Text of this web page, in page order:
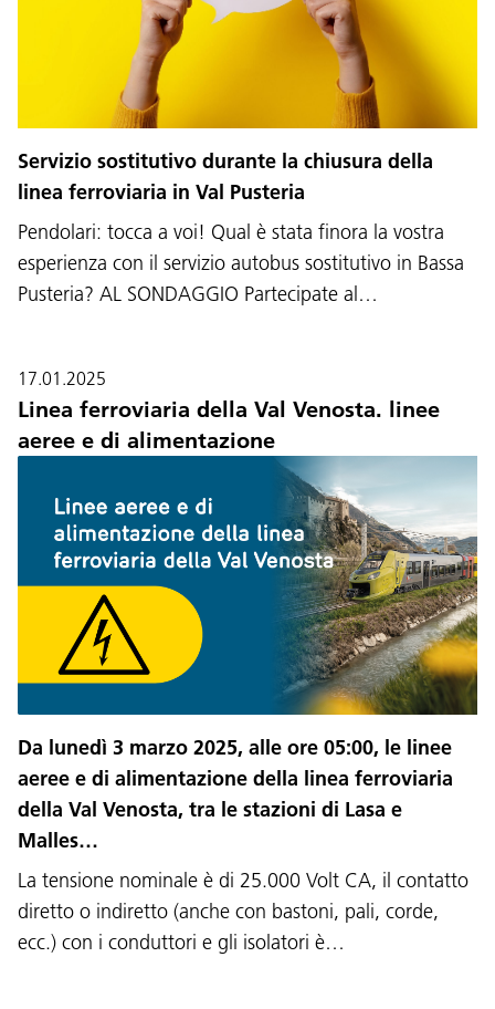
Lingua:
DEU
ITA LAD ENG
Service Desk:
Impressum Privacy e cookie policy
Termini e condizioni d'uso
Reclami Jobs
Servizio sostitutivo durante la chiusura della
linea ferroviaria in Val Pusteria
Pendolari: tocca a voi! Qual è stata finora la vostra
esperienza con il servizio autobus sostitutivo in Bassa
Pusteria? AL SONDAGGIO Partecipate al…
17.01.2025
Linea ferroviaria della Val Venosta. linee
aeree e di alimentazione
Da lunedì 3 marzo 2025, alle ore 05:00, le linee
aeree e di alimentazione della linea ferroviaria
della Val Venosta, tra le stazioni di Lasa e
Malles…
La tensione nominale è di 25.000 Volt CA, il contatto
diretto o indiretto (anche con bastoni, pali, corde,
ecc.) con i conduttori e gli isolatori è…